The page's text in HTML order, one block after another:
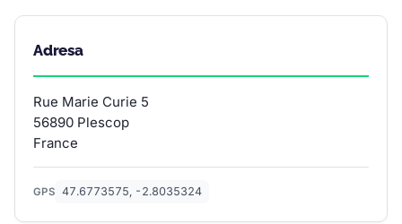
Adresa
Rue Marie Curie 5
56890 Plescop
France
GPS 47.6773575, -2.8035324